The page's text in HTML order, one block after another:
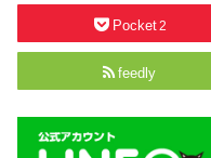
Pocket2
feedly